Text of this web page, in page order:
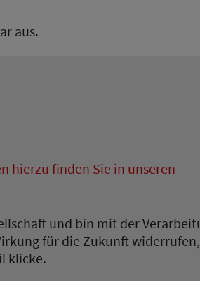
aus.
hierzu finden Sie in unseren
und bin mit der
für die Zukunft
klicke.